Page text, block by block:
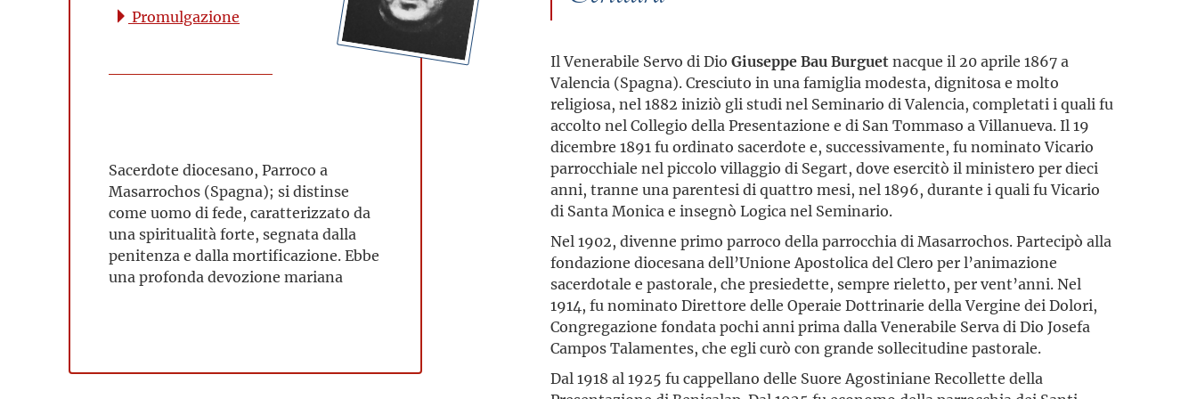
Promulgazione
Sacerdote diocesano, Parroco a
Masarrochos (Spagna); si distinse
come uomo di fede, caratterizzato da
una spiritualità forte, segnata dalla
penitenza e dalla mortificazione. Ebbe
una profonda devozione mariana
Il Venerabile Servo di DioGiuseppe Bau Burguetnacque il 20 aprile 1867 a
Valencia (Spagna). Cresciuto in una famiglia modesta, dignitosa e molto
religiosa, nel 1882 iniziò gli studi nel Seminario di Valencia, completati i quali fu
accolto nel Collegio della Presentazione e di San Tommaso a Villanueva. Il 19
dicembre 1891 fu ordinato sacerdote e, successivamente, fu nominato Vicario
parrocchiale nel piccolo villaggio di Segart, dove esercitò il ministero per dieci
anni, tranne una parentesi di quattro mesi, nel 1896, durante i quali fu Vicario
di Santa Monica e insegnò Logica nel Seminario.
Nel 1902, divenne primo parroco della parrocchia di Masarrochos. Partecipò alla
fondazione diocesana dell’Unione Apostolica del Clero per l’animazione
sacerdotale e pastorale, che presiedette, sempre rieletto, per vent’anni. Nel
1914, fu nominato Direttore delle Operaie Dottrinarie della Vergine dei Dolori,
Congregazione fondata pochi anni prima dalla Venerabile Serva di Dio Josefa
Campos Talamentes, che egli curò con grande sollecitudine pastorale.
Dal 1918 al 1925 fu cappellano delle Suore Agostiniane Recollette della